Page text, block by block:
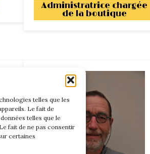
telles que les
Le fait de
telles que le
fait de ne pas consentir
certaines
Administratrice chargée
de la boutique